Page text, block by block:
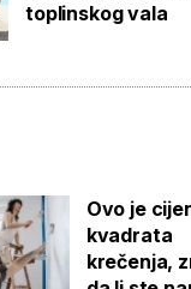
toplinskog vala
Ovo je
kvadrata
krečenja,